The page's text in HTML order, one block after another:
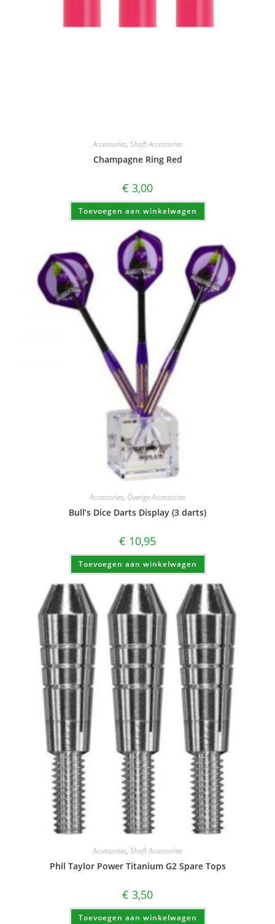
Accessories, Shaft Accessoires
Champagne Ring Red
€ 3,00
Toevoegen aan winkelwagen
Accessories, Overige Accessoires
Bull’s Dice Darts Display (3 darts)
€ 10,95
Toevoegen aan winkelwagen
Accessories, Shaft Accessoires
Phil Taylor Power Titanium G2 Spare Tops
€ 3,50
Toevoegen aan winkelwagen